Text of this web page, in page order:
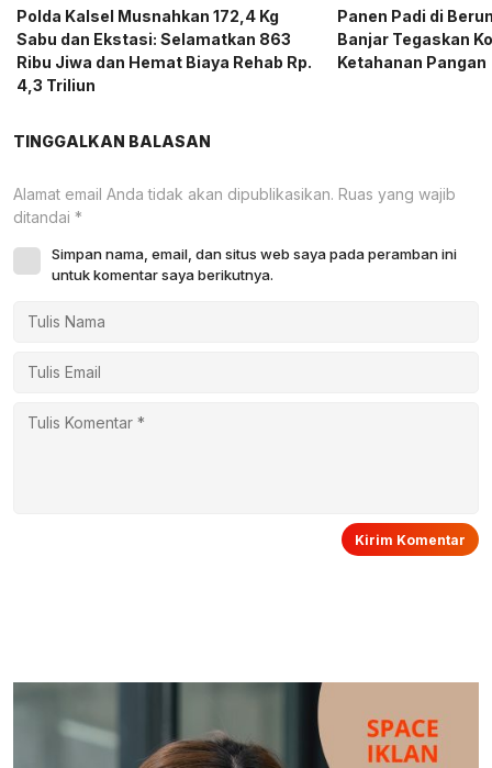
Polda Kalsel Musnahkan 172,4 Kg
Sabu dan Ekstasi: Selamatkan 863
Ribu Jiwa dan Hemat Biaya Rehab Rp.
4,3 Triliun
Panen Padi di
Banjar Tegaskan
Ketahanan Pangan
TINGGALKAN BALASAN
Alamat email Anda tidak akan dipublikasikan. Ruas yang wajib
ditandai *
Simpan nama, email, dan situs web saya pada peramban ini
untuk komentar saya berikutnya.